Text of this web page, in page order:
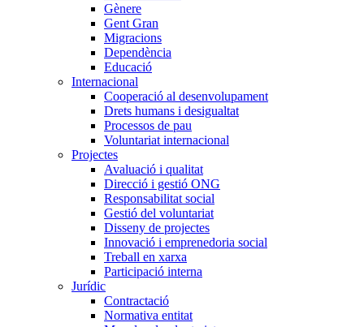
Gènere
Gent Gran
Migracions
Dependència
Educació
Internacional
Cooperació al desenvolupament
Drets humans i desigualtat
Processos de pau
Voluntariat internacional
Projectes
Avaluació i qualitat
Direcció i gestió ONG
Responsabilitat social
Gestió del voluntariat
Disseny de projectes
Innovació i emprenedoria social
Treball en xarxa
Participació interna
Jurídic
Contractació
Normativa entitat